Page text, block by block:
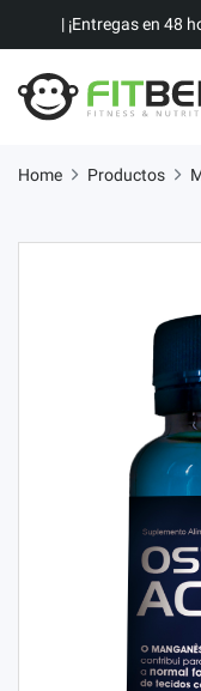
| ¡Entregas en 48
Home Productos